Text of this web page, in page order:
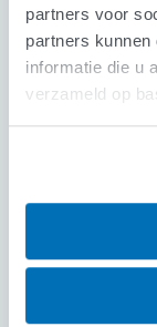
partners voor
partners
informatie die u
verzameld op
Roos Verdegaal